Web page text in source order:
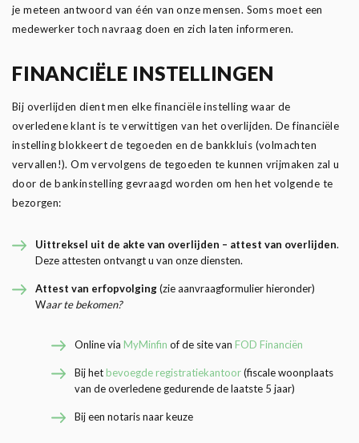
je meteen antwoord van één van onze mensen. Soms moet een
medewerker toch navraag doen en zich laten informeren.
FINANCIËLE INSTELLINGEN
Bij overlijden dient men elke financiële instelling waar de
overledene klant is te verwittigen van het overlijden. De financiële
instelling blokkeert de tegoeden en de bankkluis (volmachten
vervallen!). Om vervolgens de tegoeden te kunnen vrijmaken zal u
door de bankinstelling gevraagd worden om hen het volgende te
bezorgen:
Uittreksel uit de akte van overlijden – attest van overlijden.
Deze attesten ontvangt u van onze diensten.
Attest van erfopvolging(zie aanvraagformulier hieronder)
Waar te bekomen?
Online via MyMinfin of de site van FOD Financiën
Bij het bevoegde registratiekantoor(fiscale woonplaats
van de overledene gedurende de laatste 5 jaar)
Bij een notaris naar keuze